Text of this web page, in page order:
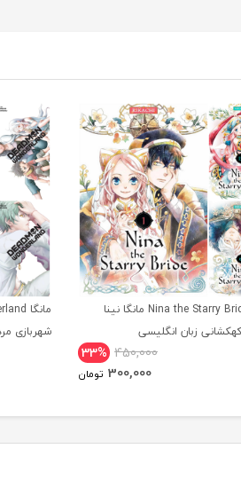
مانگا Nina the Starry Bride مانگا نینا
زبان انگلیسی
33% 450,000
300,000 تومان
شهربازی